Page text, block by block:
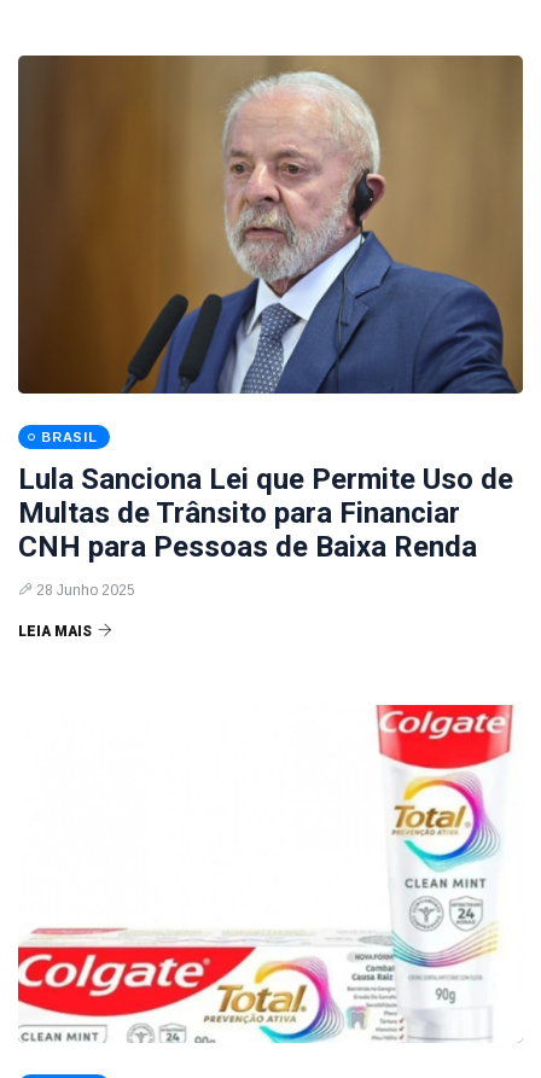
BRASIL
Lula Sanciona Lei que Permite Uso de
Multas de Trânsito para Financiar
CNH para Pessoas de Baixa Renda
28 Junho 2025
LEIA MAIS